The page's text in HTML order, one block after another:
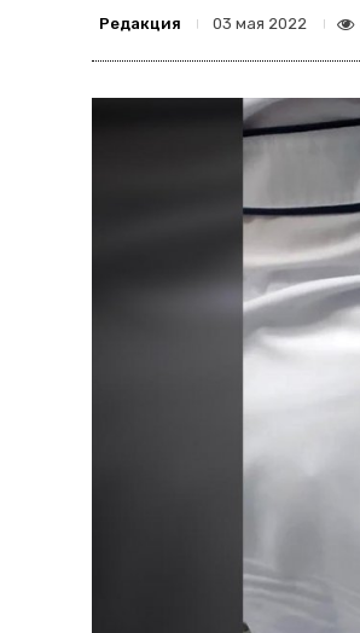
Редакция 03 мая 2022